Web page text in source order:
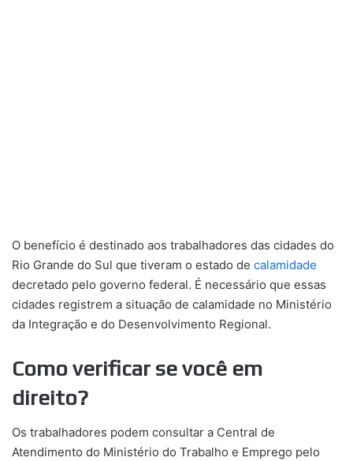
O benefício é destinado aos trabalhadores das cidades do
Rio Grande do Sul que tiveram o estado de calamidade
decretado pelo governo federal. É necessário que essas
cidades registrem a situação de calamidade no Ministério
da Integração e do Desenvolvimento Regional.
Como verificar se você em
direito?
Os trabalhadores podem consultar a Central de
Atendimento do Ministério do Trabalho e Emprego pelo